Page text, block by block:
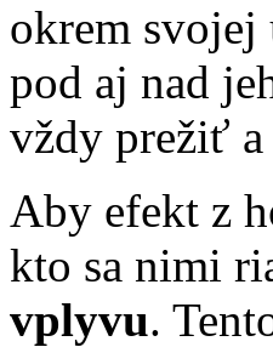
okrem
pod aj nad
vždy prežiť a
Aby efekt z
kto sa nimi
vplyvu.